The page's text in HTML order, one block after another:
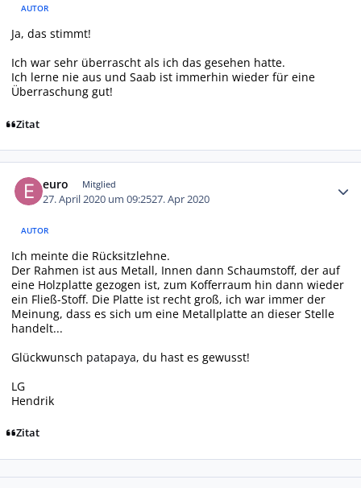
AUTOR
Ja, das stimmt!
Ich war sehr überrascht als ich das gesehen hatte.
Ich lerne nie aus und Saab ist immerhin wieder für eine
Überraschung gut!
Zitat
euro Mitglied
27. April 2020 um 09:2527. Apr 2020
AUTOR
Ich meinte die Rücksitzlehne.
Der Rahmen ist aus Metall, Innen dann Schaumstoff, der auf
eine Holzplatte gezogen ist, zum Kofferraum hin dann wieder
ein Fließ-Stoff. Die Platte ist recht groß, ich war immer der
Meinung, dass es sich um eine Metallplatte an dieser Stelle
handelt...
Glückwunsch patapaya, du hast es gewusst!
LG
Hendrik
Zitat